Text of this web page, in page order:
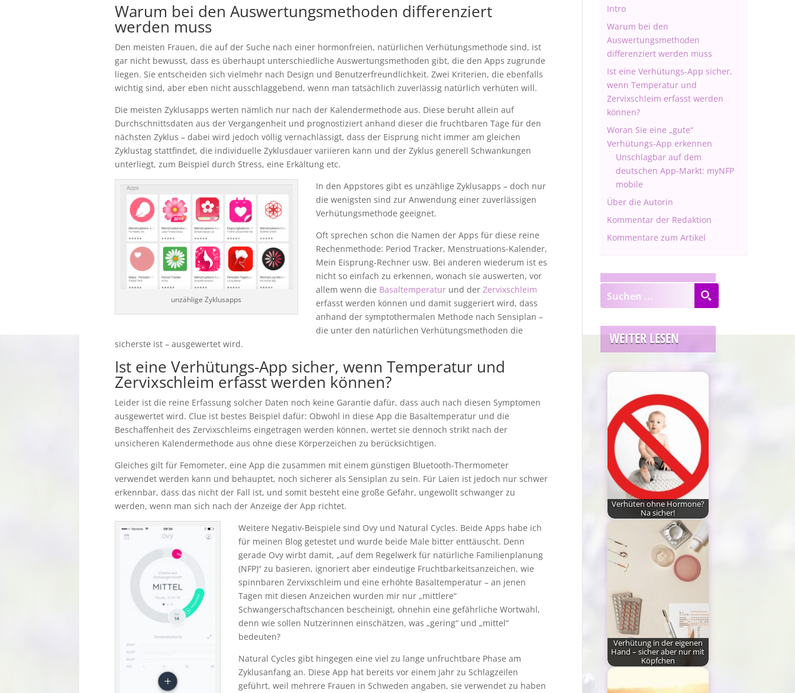
Warum bei den Auswertungsmethoden differenziert
werden muss
Den meisten Frauen, die auf der Suche nach einer hormonfreien, natürlichen Verhütungsmethode sind, ist
gar nicht bewusst, dass es überhaupt unterschiedliche Auswertungsmethoden gibt, die den Apps zugrunde
liegen. Sie entscheiden sich vielmehr nach Design und Benutzerfreundlichkeit. Zwei Kriterien, die ebenfalls
wichtig sind, aber eben nicht ausschlaggebend, wenn man tatsächlich zuverlässig natürlich verhüten will.
Die meisten Zyklusapps werten nämlich nur nach der Kalendermethode aus. Diese beruht allein auf
Durchschnittsdaten aus der Vergangenheit und prognostiziert anhand dieser die fruchtbaren Tage für den
nächsten Zyklus – dabei wird jedoch völlig vernachlässigt, dass der Eisprung nicht immer am gleichen
Zyklustag stattfindet, die individuelle Zyklusdauer variieren kann und der Zyklus generell Schwankungen
unterliegt, zum Beispiel durch Stress, eine Erkältung etc.
unzählige Zyklusapps
In den Appstores gibt es unzählige Zyklusapps – doch nur
die wenigsten sind zur Anwendung einer zuverlässigen
Verhütungsmethode geeignet.
Oft sprechen schon die Namen der Apps für diese reine
Rechenmethode: Period Tracker, Menstruations-Kalender,
Mein Eisprung-Rechner usw. Bei anderen wiederum ist es
nicht so einfach zu erkennen, wonach sie auswerten, vor
allem wenn die Basaltemperaturund der Zervixschleim
erfasst werden können und damit suggeriert wird, dass
anhand der symptothermalen Methode nach Sensiplan –
die unter den natürlichen Verhütungsmethoden die
sicherste ist – ausgewertet wird.
Ist eine Verhütungs-App sicher, wenn Temperatur und
Zervixschleim erfasst werden können?
Leider ist die reine Erfassung solcher Daten noch keine Garantie dafür, dass auch nach diesen Symptomen
ausgewertet wird. Clue ist bestes Beispiel dafür: Obwohl in diese App die Basaltemperatur und die
Beschaffenheit des Zervixschleims eingetragen werden können, wertet sie dennoch strikt nach der
unsicheren Kalendermethode aus ohne diese Körperzeichen zu berücksichtigen.
Gleiches gilt für Femometer, eine App die zusammen mit einem günstigen Bluetooth-Thermometer
verwendet werden kann und behauptet, noch sicherer als Sensiplan zu sein. Für Laien ist jedoch nur schwer
erkennbar, dass das nicht der Fall ist, und somit besteht eine große Gefahr, ungewollt schwanger zu
werden, wenn man sich nach der Anzeige der App richtet.
Weitere Negativ-Beispiele sind Ovy und Natural Cycles. Beide Apps habe ich
für meinen Blog getestet und wurde beide Male bitter enttäuscht. Denn
gerade Ovy wirbt damit, „auf dem Regelwerk für natürliche Familienplanung
(NFP)“ zu basieren, ignoriert aber eindeutige Fruchtbarkeitsanzeichen, wie
spinnbaren Zervixschleim und eine erhöhte Basaltemperatur – an jenen
Tagen mit diesen Anzeichen wurden mir nur „mittlere“
Schwangerschaftschancen bescheinigt, ohnehin eine gefährliche Wortwahl,
denn wie sollen Nutzerinnen einschätzen, was „gering“ und „mittel“
bedeuten?
Natural Cycles gibt hingegen eine viel zu lange unfruchtbare Phase am
Zyklusanfang an. Diese App hat bereits vor einem Jahr zu Schlagzeilen
geführt, weil mehrere Frauen in Schweden angaben, sie verwendet zu haben
Intro
Warum bei den
Auswertungsmethoden
differenziert werden muss
Ist eine Verhütungs-App sicher,
wenn Temperatur und
Zervixschleim erfasst werden
können?
Woran Sie eine „gute“
Verhütungs-App erkennen
Unschlagbar auf dem
deutschen App-Markt: myNFP
mobile
Über die Autorin
Kommentar der Redaktion
Kommentare zum Artikel
WEITER LESEN
Verhüten ohne Hormone?
Na sicher!
Viele Frauen glauben,
dass es abgesehen von
der Pille keine…
Verhütung in der eigenen
Hand – sicher aber nur mit
Köpfchen
Die Pille und andere
hormonelle Verhütung,